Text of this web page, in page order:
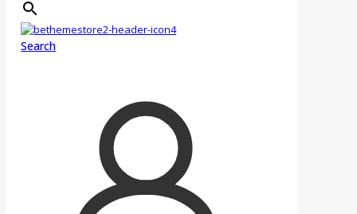
Search